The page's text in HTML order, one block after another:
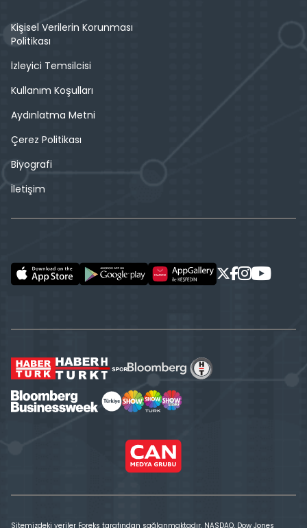
Kişisel Verilerin Korunması
Politikası
İzleyici Temsilcisi
Kullanım Koşulları
Aydınlatma Metni
Çerez Politikası
Biyografi
İletişim
Sitemizdeki veriler Foreks tarafından sağlanmaktadır. NASDAQ, Dow Jones